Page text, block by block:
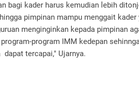
bagi kader harus kemudian lebih
pimpinan mampu menggait
menginginkan kepada pimpinan
program IMM kedepan
dapat tercapai," Ujarnya.